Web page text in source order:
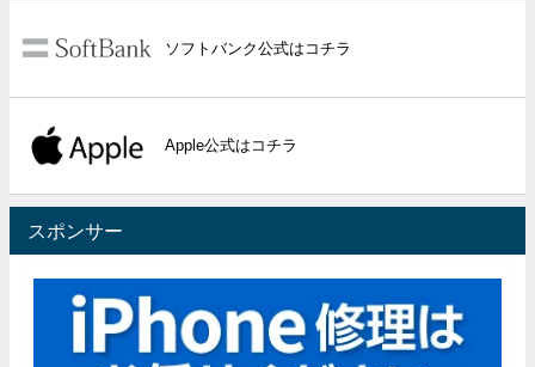
ソフトバンク公式はコチラ
Apple公式はコチラ
スポンサー